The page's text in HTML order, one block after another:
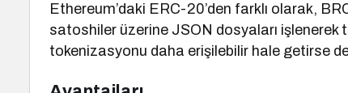
Ethereum’daki ERC-20’den farklı olarak,
satoshiler üzerine JSON dosyaları işlenerek
tokenizasyonu daha erişilebilir hale getirse